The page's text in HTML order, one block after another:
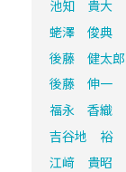
池知 貴大
蛯澤 俊典
後藤 健太郎
後藤 伸一
福永 香織
吉谷地 裕
江﨑 貴昭